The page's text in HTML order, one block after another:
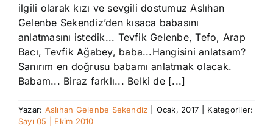
ilgili olarak kızı ve sevgili dostumuz Aslıhan
Gelenbe Sekendiz’den kısaca babasını
anlatmasını istedik... Tevfik Gelenbe, Tefo, Arap
Bacı, Tevfik Ağabey, baba...Hangisini anlatsam?
Sanırım en doğrusu babamı anlatmak olacak.
Babam... Biraz farklı... Belki de [...]
Yazar: Aslıhan Gelenbe Sekendiz Ocak, 2017
Kategoriler:
Sayı 05 | Ekim 2010